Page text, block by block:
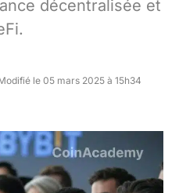
décentralisée et
le 05 mars 2025 à 15h34